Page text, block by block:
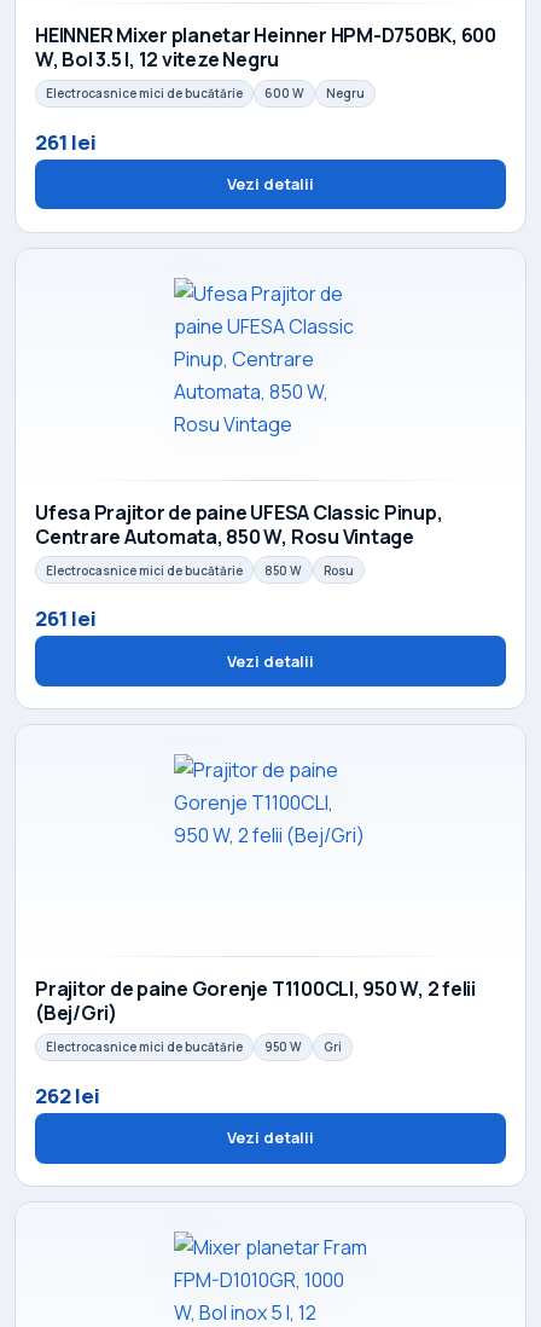
HEINNER Mixer planetar Heinner HPM-D750BK, 600
W, Bol 3.5 l, 12 viteze Negru
Electrocasnice mici de bucătărie 600 W Negru
261 lei
Vezi detalii
Ufesa Prajitor de paine UFESA Classic Pinup,
Centrare Automata, 850 W, Rosu Vintage
Electrocasnice mici de bucătărie 850 W Rosu
261 lei
Vezi detalii
Prajitor de paine Gorenje T1100CLI, 950 W, 2 felii
(Bej/Gri)
Electrocasnice mici de bucătărie 950 W Gri
262 lei
Vezi detalii